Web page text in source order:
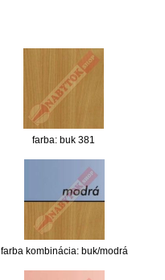
farba: buk 381
farba kombinácia: buk/modrá